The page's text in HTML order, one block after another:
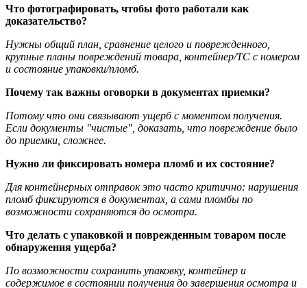
Что фотографировать, чтобы фото работали как
доказательство?
Нужны общий план, сравнение целого и поврежденного,
крупные планы повреждений товара, контейнер/ТС с номером
и состояние упаковки/пломб.
Почему так важны оговорки в документах приемки?
Потому что они связывают ущерб с моментом получения.
Если документы "чистые", доказать, что повреждение было
до приемки, сложнее.
Нужно ли фиксировать номера пломб и их состояние?
Для контейнерных отправок это часто критично: нарушения
пломб фиксируются в документах, а сами пломбы по
возможности сохраняются до осмотра.
Что делать с упаковкой и поврежденным товаром после
обнаружения ущерба?
По возможности сохранить упаковку, контейнер и
содержимое в состоянии получения до завершения осмотра и